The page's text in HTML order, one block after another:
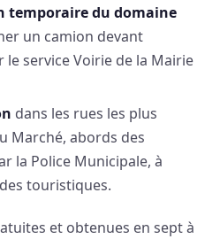
temporaire du domaine
un camion devant
le service Voirie de la Mairie
dans les rues les plus
Marché, abords des
la Police Municipale, à
touristiques.
et obtenues en sept à